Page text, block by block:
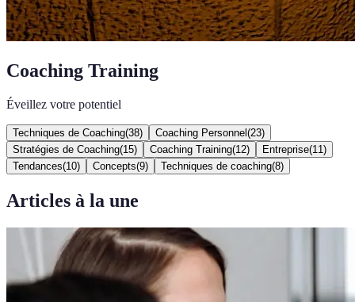
Coaching Training
Éveillez votre potentiel
Techniques de Coaching(38) Coaching Personnel (23)
Stratégies de Coaching(15) Coaching Training(12) Entreprise(11 )
Tendances(10) Concepts(9) Techniques de coaching(8)
Articles à la une